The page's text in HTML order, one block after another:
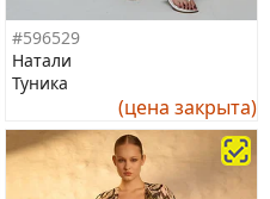
#596529
Натали
Туника
(цена закрыта)